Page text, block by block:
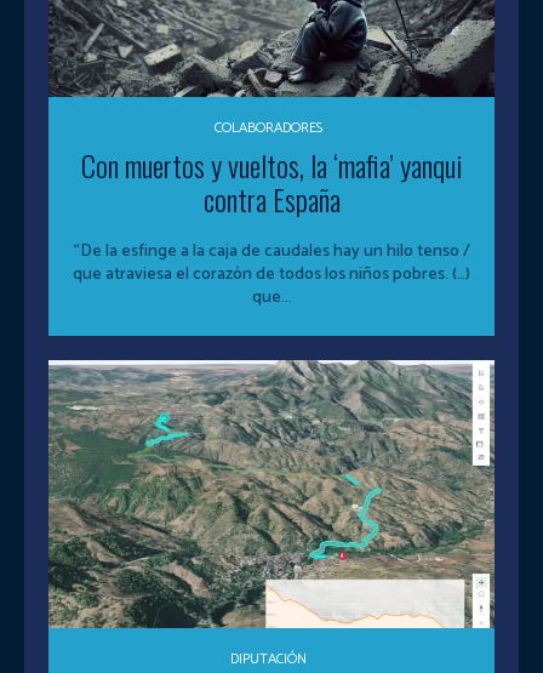
COLABORADORES
Con muertos y vueltos, la ‘mafia’ yanqui
contra España
“De la esfinge a la caja de caudales hay un hilo tenso /
que atraviesa el corazón de todos los niños pobres. (…)
que...
DIPUTACIÓN